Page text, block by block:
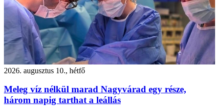
2026. augusztus 10., hétfő
Meleg víz nélkül marad Nagyvárad egy része,
három napig tarthat a leállás